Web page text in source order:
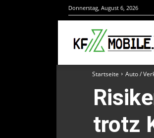
Donnerstag, August 6, 2026
Startseite Auto /
trotz